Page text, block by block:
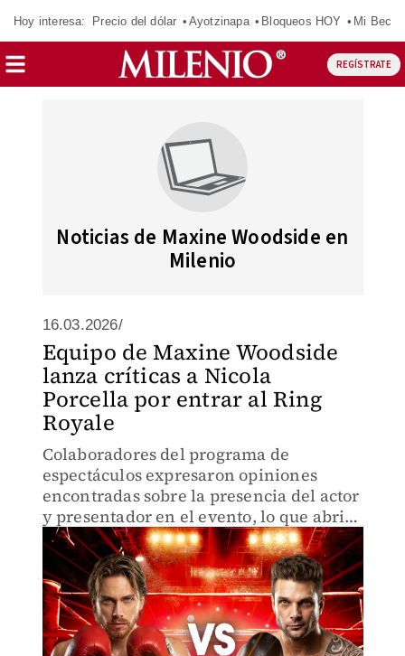
Hoy interesa: Precio del dólar Ayotzinapa Bloqueos HOY Mi Beca
REGÍSTRATE
Noticias de Maxine Woodside en
Milenio
16.03.2026/
Equipo de Maxine Woodside
lanza críticas a Nicola
Porcella por entrar al Ring
Royale
Colaboradores del programa de
espectáculos expresaron opiniones
encontradas sobre la presencia del actor
y presentador en el evento, lo que abrió
debate entre los conductores y la
audiencia